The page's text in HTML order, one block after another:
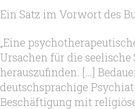
Ein Satz im Vorwort des
„Eine
Ursachen für die
herauszufinden. […]
deutschsprachige
Beschäftigung mit